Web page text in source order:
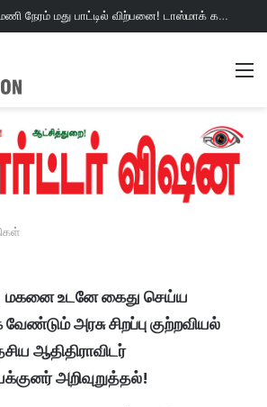
சோழவந்தான் 24 மணி நேரம் மது பாட்டில் விற்பனை! டாஸ்மாக் கடையை அகற்றக்கோரி பெண்கள் முற்றுகை போராட்டம்!https://youtu.be/y9p916tqOMs?si=p7N7Qbivb3WsTj2W
மகனை உடனே கைது செய்ய
அரசு சிறப்பு குற்றவியல்
ஆதிதிராவிடர்
அறிவுறுத்தல்!